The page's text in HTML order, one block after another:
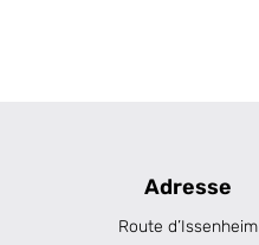
Adresse
Route d’Issenheim